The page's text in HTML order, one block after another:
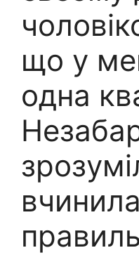
що у
одна
вчинила